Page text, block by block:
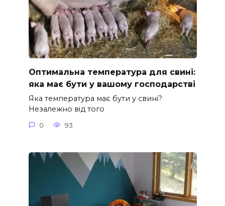
Оптимальна температура для свині:
яка має бути у вашому господарстві
Яка температура має бути у свині?
Незалежно від того
0 93